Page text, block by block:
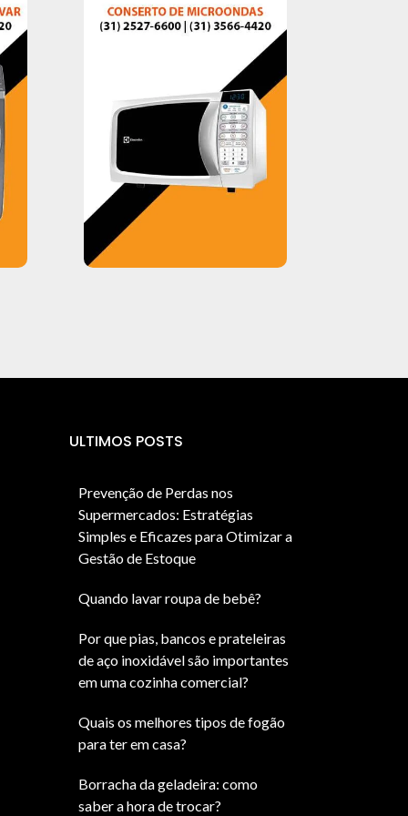
ULTIMOS POSTS
Prevenção de Perdas nos
Supermercados: Estratégias
Simples e Eficazes para Otimizar a
Gestão de Estoque
Quando lavar roupa de bebê?
Por que pias, bancos e prateleiras
de aço inoxidável são importantes
em uma cozinha comercial?
Quais os melhores tipos de fogão
para ter em casa?
Borracha da geladeira: como
saber a hora de trocar?